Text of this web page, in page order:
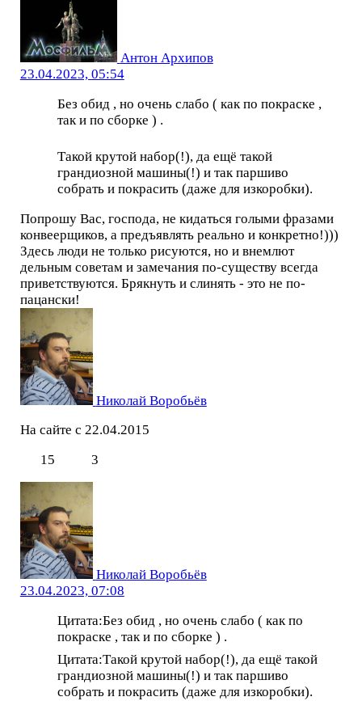
Антон Архипов
23.04.2023, 05:54
Без обид , но очень слабо ( как по покраске ,
так и по сборке ) .
Такой крутой набор(!), да ещё такой
грандиозной машины(!) и так паршиво
собрать и покрасить (даже для изкоробки).
Попрошу Вас, господа, не кидаться голыми фразами
конвеерщиков, а предъявлять реально и конкретно!)))
Здесь люди не только рисуются, но и внемлют
дельным советам и замечания по-существу всегда
приветствуются. Брякнуть и слинять - это не по-
пацански!
Николай Воробьёв
На сайте с 22.04.2015
15
3
Николай Воробьёв
23.04.2023, 07:08
Цитата:Без обид , но очень слабо ( как по
покраске , так и по сборке ) .
Цитата:Такой крутой набор(!), да ещё такой
грандиозной машины(!) и так паршиво
собрать и покрасить (даже для изкоробки).